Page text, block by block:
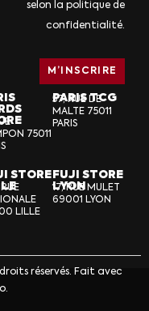
selon la politique de
confidentialité.
75011
PARIS TCG
57, RUE DE
MALTE 75011
PARIS
STORE
LILLE
FUJI STORE
LYON
17, RUE MULET
69001 LYON
réservés. Fait avec